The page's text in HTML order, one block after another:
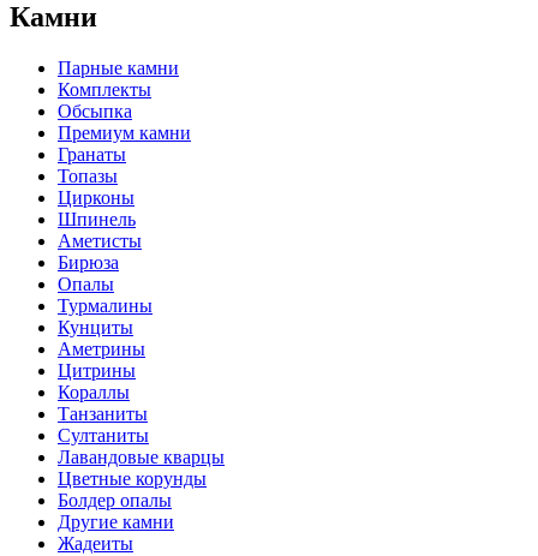
Камни
Парные камни
Комплекты
Обсыпка
Премиум камни
Гранаты
Топазы
Цирконы
Шпинель
Аметисты
Бирюза
Опалы
Турмалины
Кунциты
Аметрины
Цитрины
Кораллы
Танзаниты
Султаниты
Лавандовые кварцы
Цветные корунды
Болдер опалы
Другие камни
Жадеиты